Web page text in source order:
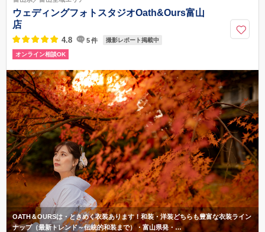
ウェディングフォトスタジオOath&Ours富山
店
4.8 5件 撮影レポート掲載中
オンライン相談OK
OATH＆OURSは・ときめく衣装あります！和装・洋装どちらも豊富な衣装ライン
ナップ（最新トレンド～伝統的和装まで）・富山県発・…